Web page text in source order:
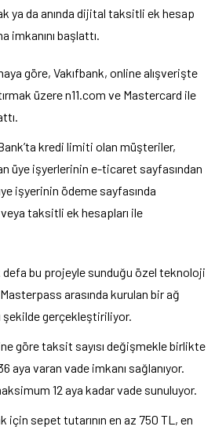
ya da anında dijital taksitli ek hesap
başlattı.
göre, Vakıfbank, online alışverişte
üzere n11.com ve Mastercard ile
kredi limiti olan müşteriler,
üye işyerlerinin e-ticaret sayfasından
işyerinin ödeme sayfasında
taksitli ek hesapları ile
defa bu projeyle sunduğu özel teknoloji
arasında kurulan bir ağ
şekilde gerçekleştiriliyor.
göre taksit sayısı değişmekle birlikte
aya varan vade imkanı sağlanıyor.
12 aya kadar vade sunuluyor.
için sepet tutarının en az 750 TL, en